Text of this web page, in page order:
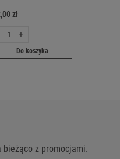
zł
+
Do koszyka
z promocjami.